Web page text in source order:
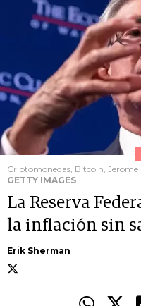
Criptomonedas, Bitcoin, Jerome
GETTY IMAGES
La Reserva
la inflación sin
Erik Sherman